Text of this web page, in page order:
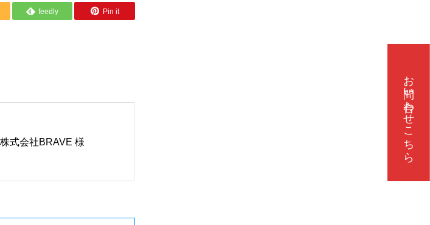
ホーム
事業概要 お問い合わせこちら
feedly Pin it
株式会社BRAVE 様